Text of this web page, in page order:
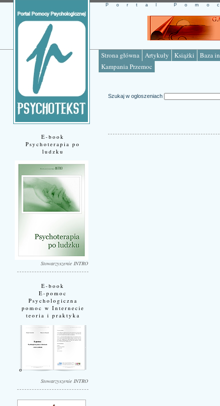
Strona główna Artykuły Książki
Baza
Kampania Przemoc
Portal
E-book
Psychoterapia po
ludzku
Stowarzyszenie INTRO
E-book
E-pomoc
Psychologiczna
pomoc w Internecie
teoria i praktyka
Stowarzyszenie INTRO
Szukaj w ogloszeniach